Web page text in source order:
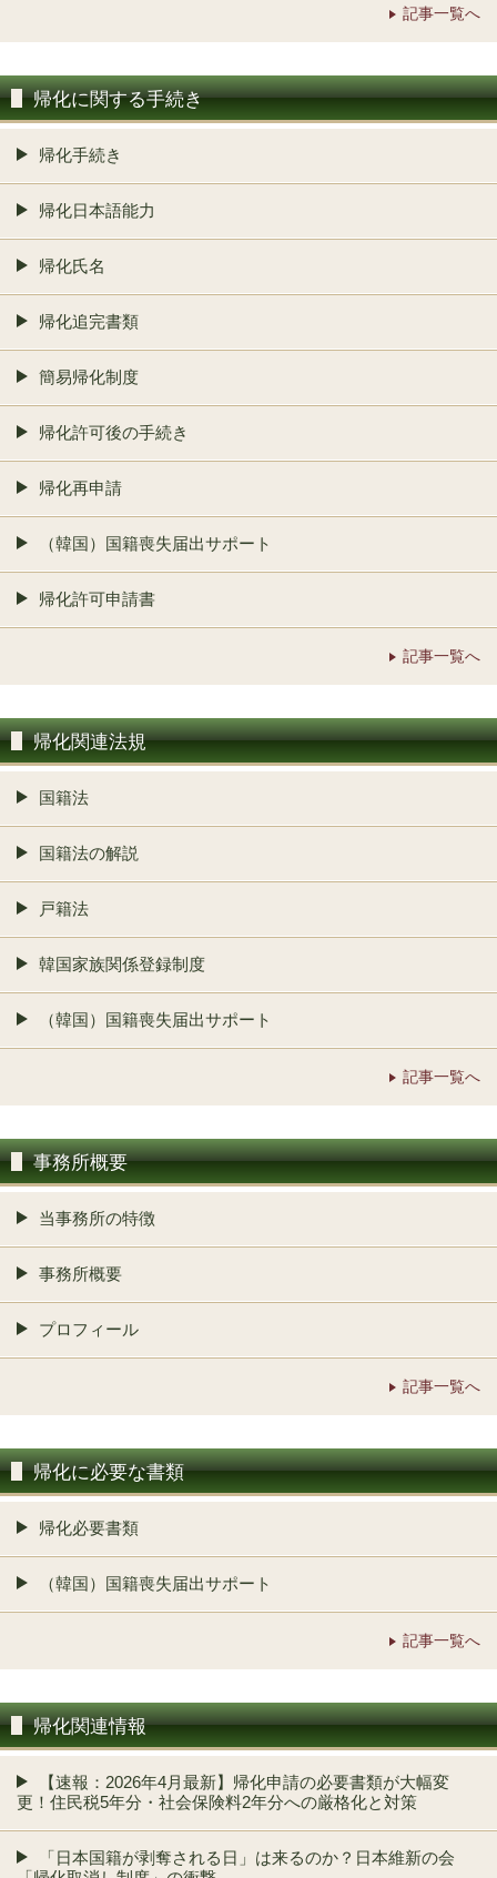
記事一覧へ
帰化に関する手続き
帰化手続き
帰化日本語能力
帰化氏名
帰化追完書類
簡易帰化制度
帰化許可後の手続き
帰化再申請
（韓国）国籍喪失届出サポート
帰化許可申請書
記事一覧へ
帰化関連法規
国籍法
国籍法の解説
戸籍法
韓国家族関係登録制度
（韓国）国籍喪失届出サポート
記事一覧へ
事務所概要
当事務所の特徴
事務所概要
プロフィール
記事一覧へ
帰化に必要な書類
帰化必要書類
（韓国）国籍喪失届出サポート
記事一覧へ
帰化関連情報
【速報：2026年4月最新】帰化申請の必要書類が大幅変
更！住民税5年分・社会保険料2年分への厳格化と対策
「日本国籍が剥奪される日」は来るのか？日本維新の会